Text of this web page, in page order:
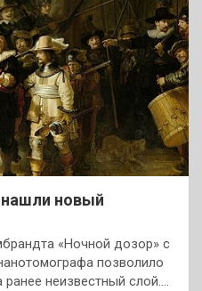
новый
«Ночной дозор» с
позволило
неизвестный слой.…